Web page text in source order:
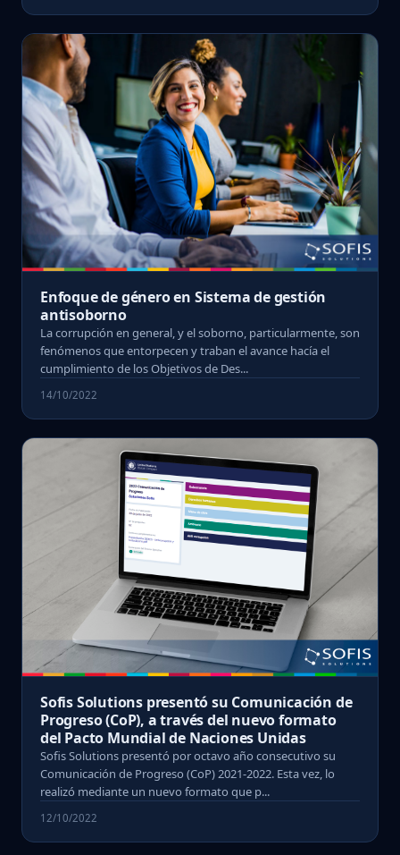
Enfoque de género en Sistema de gestión
antisoborno
La corrupción en general, y el soborno, particularmente, son
fenómenos que entorpecen y traban el avance hacía el
cumplimiento de los Objetivos de Des...
14/10/2022
Sofis Solutions presentó su Comunicación de
Progreso (CoP), a través del nuevo formato
del Pacto Mundial de Naciones Unidas
Sofis Solutions presentó por octavo año consecutivo su
Comunicación de Progreso (CoP) 2021-2022. Esta vez, lo
realizó mediante un nuevo formato que p...
12/10/2022